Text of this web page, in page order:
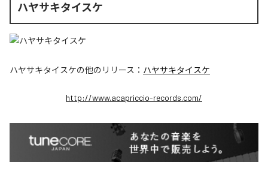
ハヤサキタイスケ
ハヤサキタイスケの他のリリース： ハヤサキタイスケ
http://www.acapriccio-records.com/